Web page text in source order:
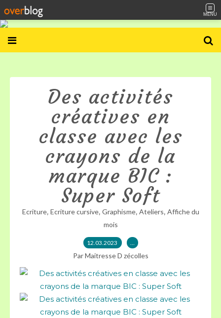
MENU
Des activités
créatives en
classe avec les
crayons de la
marque BIC :
Super Soft
Ecriture, Ecriture cursive, Graphisme, Ateliers, Affiche du
mois
12.03.2023 …
Par Maitresse D zécolles